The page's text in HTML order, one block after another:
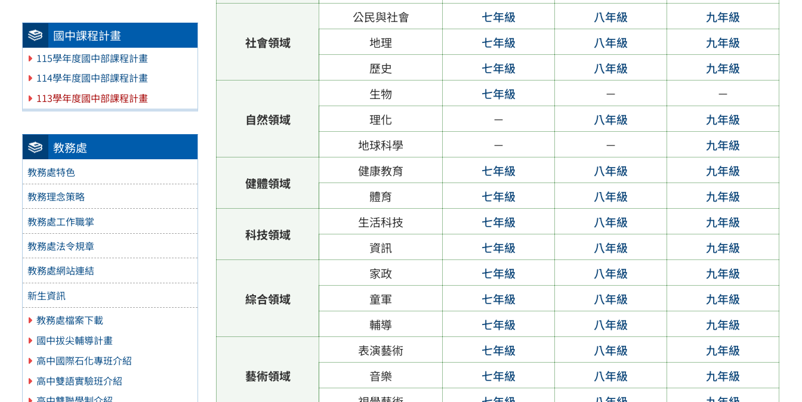
國中課程計畫
115學年度國中部課程計畫
114學年度國中部課程計畫
113學年度國中部課程計畫
教務處
教務處特色
教務理念策略
教務處工作職掌
教務處法令規章
教務處網站連結
新生資訊
教務處檔案下載
國中拔尖輔導計畫
高中國際石化專班介紹
高中雙語實驗班介紹
社會領域
公民與社會 七年級 八年級
九年級
地理
七年級 八年級
九年級
歷史
七年級 八年級 九年級
自然領域
生物 七年級 －
－
理化
－ 八年級
九年級
地球科學
－ － 九年級
健體領域
健康教育 七年級 八年級
九年級
體育
七年級 八年級 九年級
科技領域
生活科技 七年級 八年級
九年級
資訊
七年級 八年級 九年級
綜合領域
家政 七年級 八年級
九年級
童軍
七年級 八年級
九年級
輔導
七年級 八年級 九年級
藝術領域
表演藝術 七年級 八年級
九年級
音樂
七年級 八年級
九年級